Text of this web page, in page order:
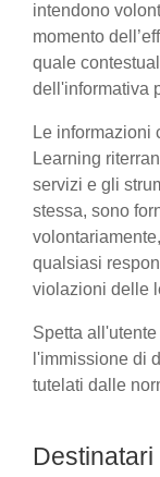
intendono
momento
quale
dell'informativa
Le informazioni
Learning
servizi e gli
stessa, sono
qualsiasi
violazioni delle
Spetta
l'immissione di
tutelati dalle
Destinatari